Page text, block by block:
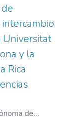
y la
Rica
de